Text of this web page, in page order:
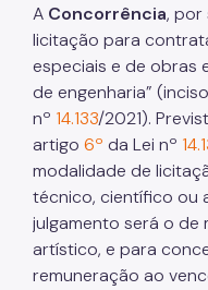
A Concorrência, por
licitação para
especiais e de obras
de engenharia” (inciso
nº 14.133/2021).
artigo 6º da Lei nº
modalidade de
técnico, científico ou
julgamento será o
artístico, e para
remuneração ao